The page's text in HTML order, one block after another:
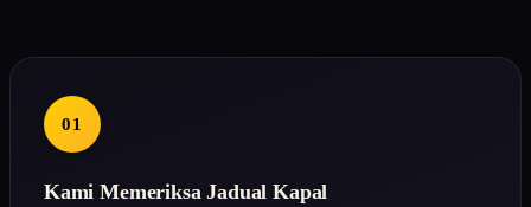
01
Kami Memeriksa Jadual Kapal